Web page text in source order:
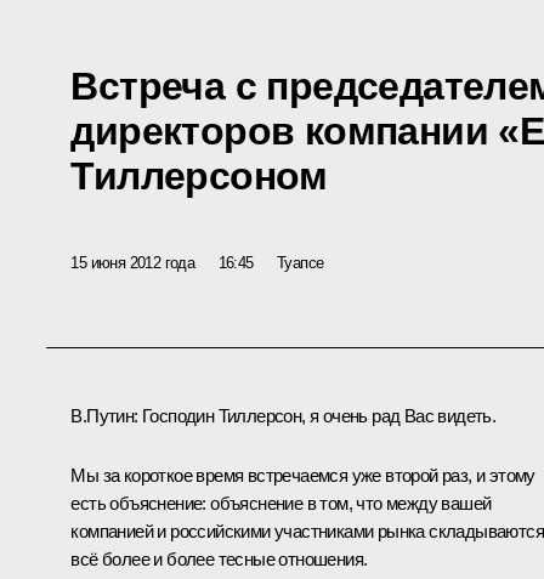
Встреча с
директоров компании
Тиллерсоном
15 июня 2012 года 16:45 Туапсе
В.Путин: Господин Тиллерсон, я очень рад Вас видеть.
Мы за короткое время встречаемся уже второй раз, и этому
есть объяснение: объяснение в том, что между вашей
компанией и российскими участниками рынка складываются
всё более и более тесные отношения.